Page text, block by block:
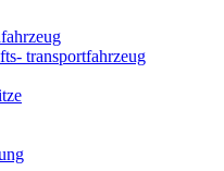
transportfahrzeug